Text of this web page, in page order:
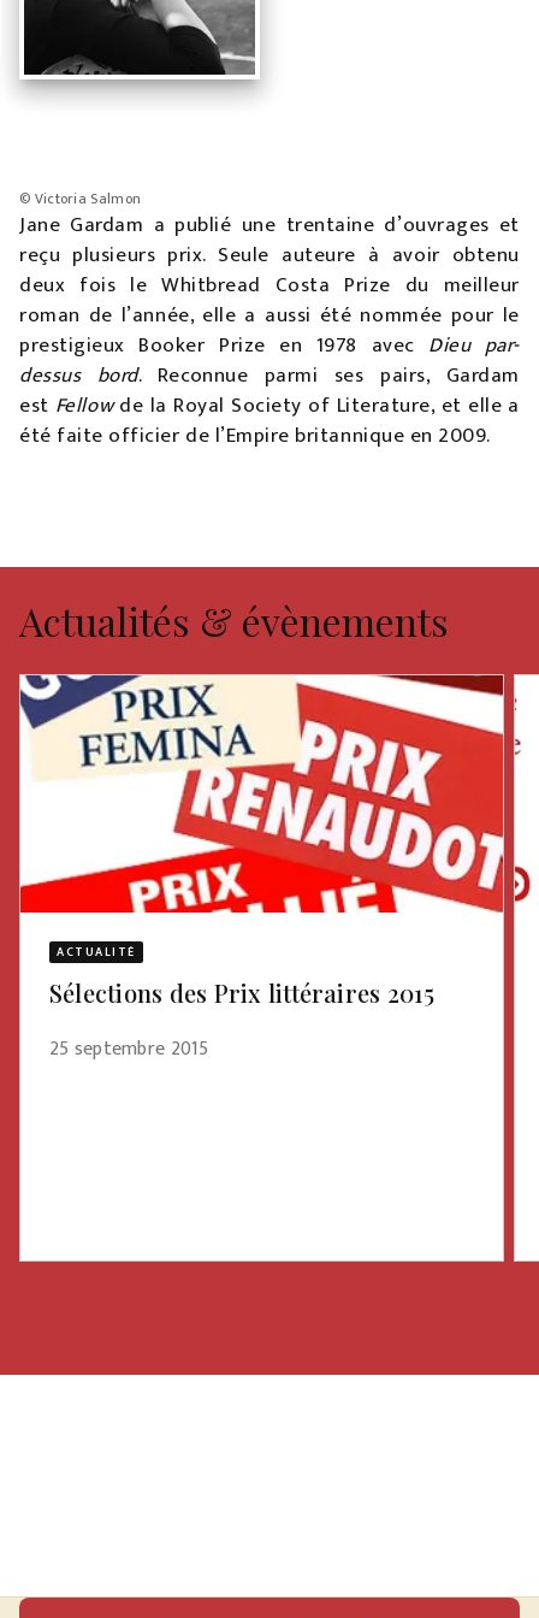
Jane Gardam a publié une trentaine d’ouvrages et
reçu plusieurs prix. Seule auteure à avoir obtenu
deux fois le Whitbread Costa Prize du meilleur
roman de l’année, elle a aussi été nommée pour le
prestigieux Booker Prize en 1978 avec Dieu par-
dessus bord. Reconnue parmi ses pairs, Gardam
est Fellowde la Royal Society of Literature, et elle a
été faite officier de l’Empire britannique en 2009.
© Victoria Salmon
Actualités & évènements
ACTUALITÉ
Sélections des Prix littéraires 2015
25 septembre 2015